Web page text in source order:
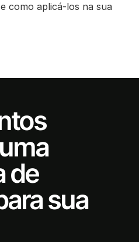
como aplicá-los na sua
de
sua